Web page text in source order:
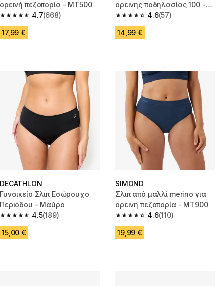
ορεινή πεζοπορία - MT500
4.7
4.7 out of 5 stars from 668 reviews
(668)
17,99 €
ορεινής ποδηλασίας 100 -
Μαύρο
4.6
4.6 out of 5 stars from 57
(57)
14,99 €
DECATHLON
Γυναικείο Σλιπ Εσώρουχο
Περιόδου - Μαύρο
4.5
4.5 out of 5 stars from 189 reviews
(189)
15,00 €
SIMOND
Σλιπ από μαλλί merino για
ορεινή πεζοπορία - MT900
4.6
4.6 out of 5 stars from 110
(110)
19,99 €